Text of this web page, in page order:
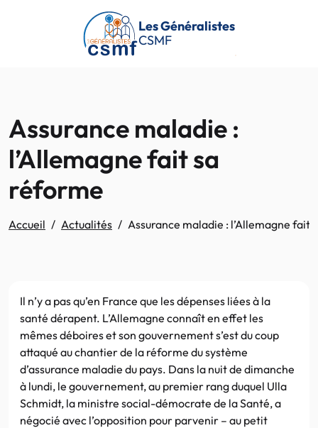
Passer au contenu principal
Les Généralistes
CSMF
Assurance maladie :
l’Allemagne fait sa
réforme
Accueil Actualités Assurance maladie : l’Allemagne fait
Il n’y a pas qu’en France que les dépenses liées à la
santé dérapent. L’Allemagne connaît en effet les
mêmes déboires et son gouvernement s’est du coup
attaqué au chantier de la réforme du système
d’assurance maladie du pays. Dans la nuit de dimanche
à lundi, le gouvernement, au premier rang duquel Ulla
Schmidt, la ministre social-démocrate de la Santé, a
négocié avec l’opposition pour parvenir – au petit